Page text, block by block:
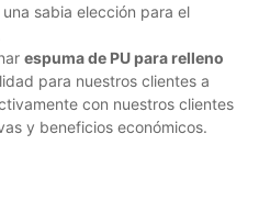
sabia elección para el
espuma de PU para relleno
para nuestros clientes a
con nuestros clientes
y beneficios económicos.